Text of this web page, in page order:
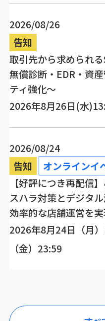
2026/08/26
告知
取引先から求められ
無償診断・EDR・資
ティ強化～
2026年8月26日(水
2026/08/24
告知
オンラインイ
【好評につき再配信
スハラ対策とデジタ
効率的な店舗運営を
2026年8月24日（月
（金）23:59